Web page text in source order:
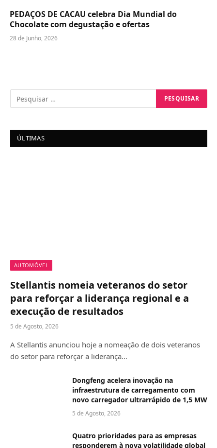
PEDAÇOS DE CACAU celebra Dia Mundial do
Chocolate com degustação e ofertas
28 de Junho, 2026
ÚLTIMAS
AUTOMÓVEL
Stellantis nomeia veteranos do setor
para reforçar a liderança regional e a
execução de resultados
5 de Agosto, 2026
A Stellantis anunciou hoje a nomeação de dois veteranos
do setor para reforçar a liderança…
Dongfeng acelera inovação na
infraestrutura de carregamento com
novo carregador ultrarrápido de 1,5 MW
5 de Agosto, 2026
Quatro prioridades para as empresas
responderem à nova volatilidade global